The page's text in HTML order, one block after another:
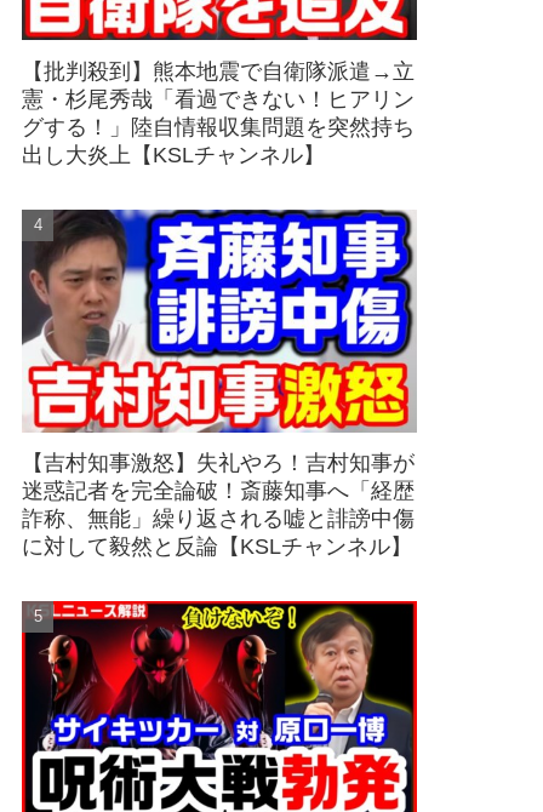
【批判殺到】熊本地震で自衛隊派遣→立
憲・杉尾秀哉「看過できない！ヒアリン
グする！」陸自情報収集問題を突然持ち
出し大炎上【KSLチャンネル】
【吉村知事激怒】失礼やろ！吉村知事が
迷惑記者を完全論破！斎藤知事へ「経歴
詐称、無能」繰り返される嘘と誹謗中傷
に対して毅然と反論【KSLチャンネル】